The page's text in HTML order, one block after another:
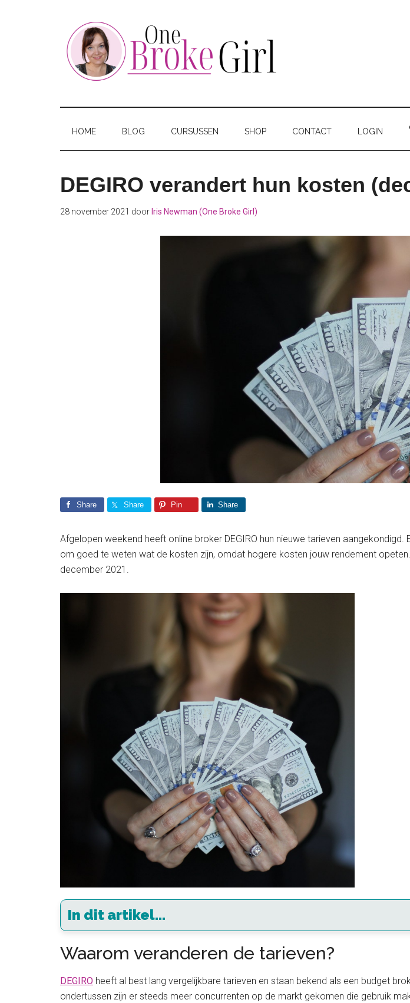
One
Broke
Girl
omHOME BLOG CURSUSSEN SHOP CONTACT LOGIN
DEGIRO verandert hun kosten
28 november 2021 door Iris Newman (One Broke Girl)
Share Share Pin Share
Afgelopen weekend heeft online broker DEGIRO hun nieuwe tarieven
om goed te weten wat de kosten zijn, omdat hogere kosten jouw rendement
december 2021.
In dit artikel...
Waarom veranderen de tarieven?
DEGIRO heeft al best lang vergelijkbare tarieven en staan bekend als een budget
ondertussen zijn er steeds meer concurrenten op de markt gekomen die gebruik